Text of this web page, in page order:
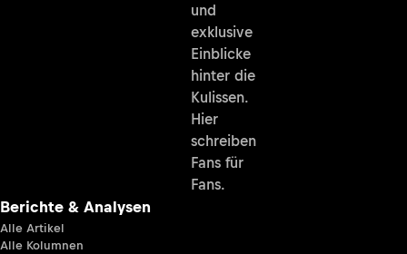
und
exklusive
Einblicke
hinter die
Kulissen.
Hier
schreiben
Fans für
Fans.
Berichte & Analysen
Alle Artikel
Alle Kolumnen